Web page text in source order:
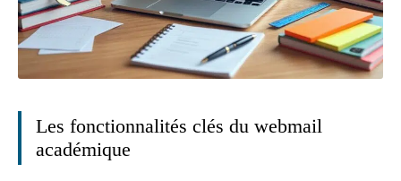
Les fonctionnalités clés du webmail
académique